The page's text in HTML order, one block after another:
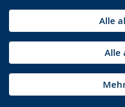
Alle
Alle